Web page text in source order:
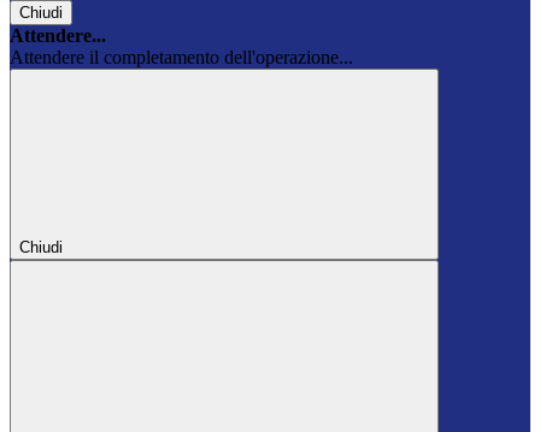
Chiudi
Attendere...
Attendere il completamento dell'operazione...
Chiudi